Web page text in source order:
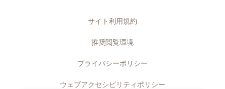
サイト利用規約
推奨閲覧環境
プライバシーポリシー
ウェブアクセシビリティポリシー